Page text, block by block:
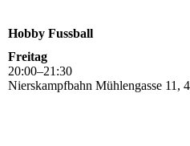
Hobby Fussball
Freitag
20:00–21 :30
Nierskampfbahn Mühlengasse 11,